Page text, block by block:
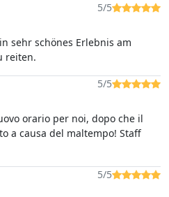
5/5
sehr schönes Erlebnis am
reiten.
5/5
orario per noi, dopo che il
a causa del maltempo! Staff
5/5